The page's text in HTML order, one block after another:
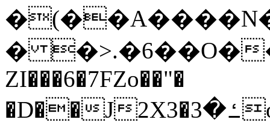
� �>.�6��O�
ZI���6�7FZo��"�
�D��J2X3�ߑ�3o�|aak�q�@����]�K���w���r;�